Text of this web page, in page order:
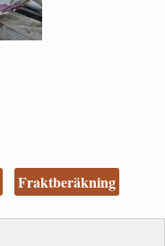
Fraktberäkning